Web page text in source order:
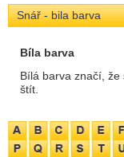
Snář - bila barva
Bíla barva
Bílá barva značí,
štít.